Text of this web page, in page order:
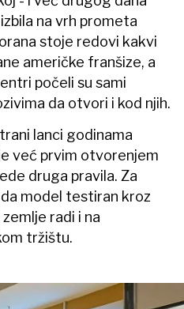
na vrh prometa
stoje redovi kakvi
američke franšize, a
počeli su sami
da otvori i kod njih.
lanci godinama
već prvim otvorenjem
druga pravila. Za
model testiran kroz
radi i na
tržištu.